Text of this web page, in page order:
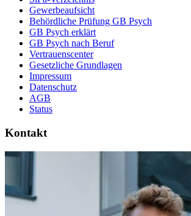
Gewerbeaufsicht
Behördliche Prüfung GB Psych
GB Psych erklärt
GB Psych nach Beruf
Vertrauenscenter
Gesetzliche Grundlagen
Impressum
Datenschutz
AGB
Status
Kontakt